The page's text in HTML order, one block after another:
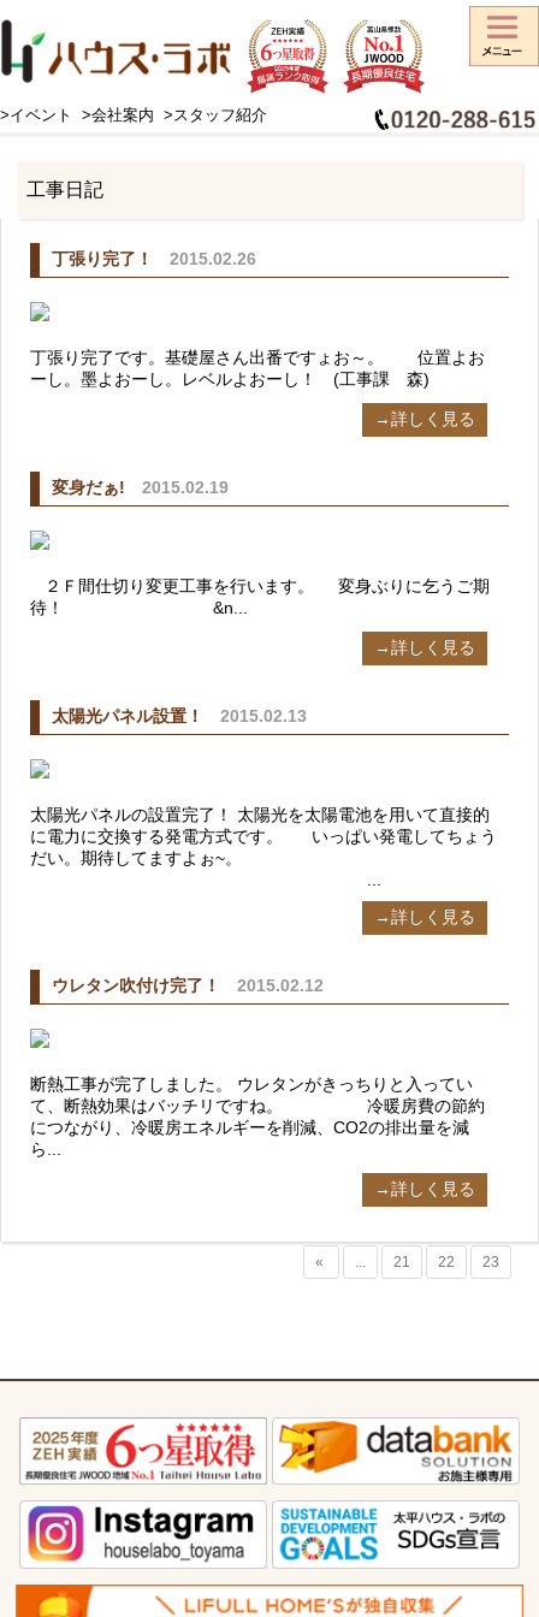
>イベント >会社案内 >スタッフ紹介
HOME > 工事日記
工事日記
丁張り完了！ 2015.02.26
丁張り完了です。基礎屋さん出番ですょお～。 位置よお
ーし。墨よおーし。レベルよおーし！ (工事課 森)
→詳しく見る
変身だぁ! 2015.02.19
２Ｆ間仕切り変更工事を行います。 変身ぶりに乞うご期
待！ &n...
→詳しく見る
太陽光パネル設置！ 2015.02.13
太陽光パネルの設置完了！ 太陽光を太陽電池を用いて直接的
に電力に交換する発電方式です。 いっぱい発電してちょう
だい。期待してますよぉ~。
→詳しく見る
ウレタン吹付け完了！ 2015.02.12
断熱工事が完了しました。 ウレタンがきっちりと入ってい
て、断熱効果はバッチリですね。 冷暖房費の節約
につながり、冷暖房エネルギーを削減、CO2の排出量を減
ら...
→詳しく見る
« ... 21 22 23